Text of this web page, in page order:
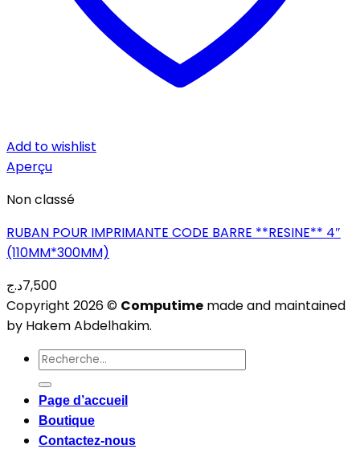
Add to wishlist
Aperçu
Non classé
RUBAN POUR IMPRIMANTE CODE BARRE **RESINE** 4″
(110MM*300MM)
7,500د.ج
Copyright 2026 © Computime made and maintained
by Hakem Abdelhakim.
Recherche
pour :
Page d’accueil
Boutique
Contactez-nous